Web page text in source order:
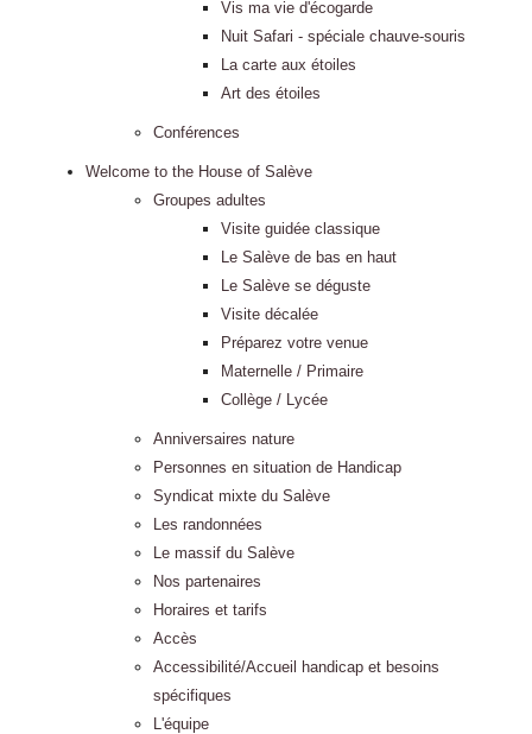
Vis ma vie d'écogarde
Nuit Safari - spéciale chauve-souris
La carte aux étoiles
Art des étoiles
Conférences
Welcome to the House of Salève
Groupes adultes
Visite guidée classique
Le Salève de bas en haut
Le Salève se déguste
Visite décalée
Préparez votre venue
Maternelle / Primaire
Collège / Lycée
Anniversaires nature
Personnes en situation de Handicap
Syndicat mixte du Salève
Les randonnées
Le massif du Salève
Nos partenaires
Horaires et tarifs
Accès
Accessibilité/Accueil handicap et besoins
spécifiques
L'équipe